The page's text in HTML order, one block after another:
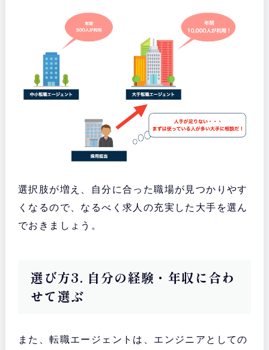
選択肢が増え、自分に合った職場が見つかりやす
くなるので、なるべく求人の充実した大手を選ん
でおきましょう。
選び方3. 自分の経験・年収に合わ
せて選ぶ
また、転職エージェントは、エンジニアとしての